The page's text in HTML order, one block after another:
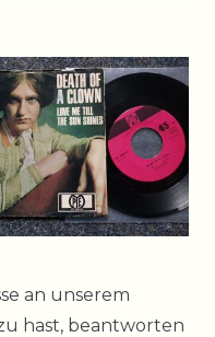
an unserem
hast, beantworten